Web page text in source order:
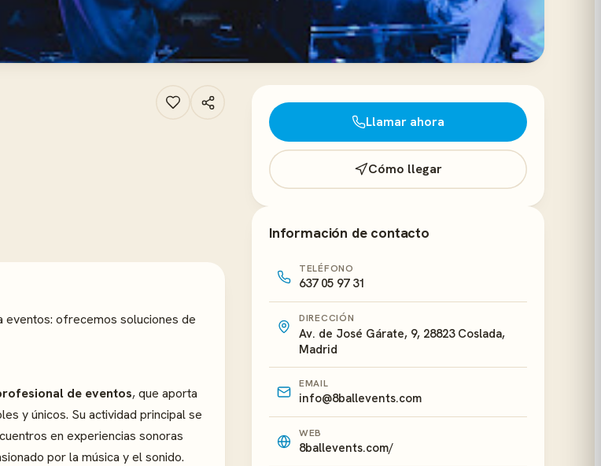
eventos: ofrecemos soluciones de
de eventos, que aporta
y únicos. Su actividad principal se
en experiencias sonoras
por la música y el sonido.
Llamar ahora
Cómo llegar
Información de contacto
TELÉFONO
637 05 97 31
DIRECCIÓN
Av. de José Gárate, 9, 28823 Coslada,
Madrid
EMAIL
info@8ballevents.com
WEB
8ballevents.com/